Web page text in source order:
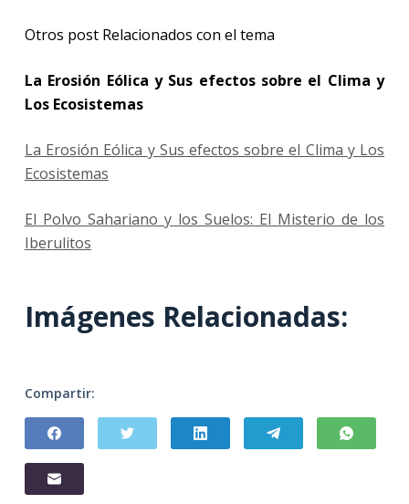
Otros post Relacionados con el tema
La Erosión Eólica y Sus efectos sobre el Clima y
Los Ecosistemas
La Erosión Eólica y Sus efectos sobre el Clima y Los
Ecosistemas
El Polvo Sahariano y los Suelos: El Misterio de los
Iberulitos
Imágenes Relacionadas:
Compartir: